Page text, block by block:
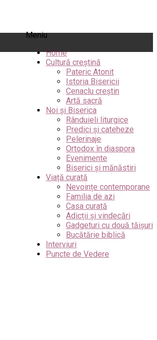
Meniu
Home
Cultură creștină
Pateric Atonit
Istoria Bisericii
Cenaclu creștin
Artă sacră
Noi și Biserica
Rânduieli liturgice
Predici și cateheze
Pelerinaje
Ortodox în diaspora
Evenimente
Biserici și mănăstiri
Viață curată
Nevoințe contemporane
Familia de azi
Casa curată
Adicții și vindecări
Gadgeturi cu două tăișuri
Bucătărie biblică
Interviuri
Puncte de Vedere